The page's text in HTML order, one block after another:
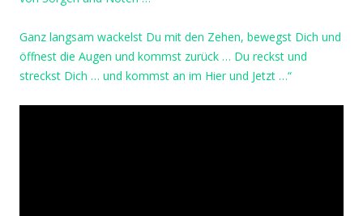
Ganz langsam wackelst Du mit den Zehen, bewegst Dich und
öffnest die Augen und kommst zurück … Du reckst und
streckst Dich … und kommst an im Hier und Jetzt …“